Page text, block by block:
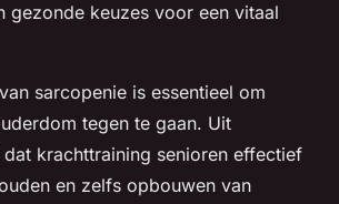
gezonde keuzes voor een vitaal
sarcopenie is essentieel om
tegen te gaan. Uit
krachttraining senioren effectief
en zelfs opbouwen van